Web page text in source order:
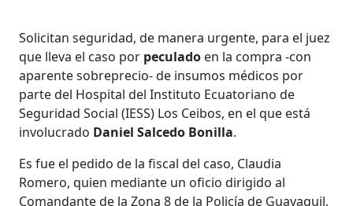
Solicitan seguridad, de manera urgente, para el juez
que lleva el caso por peculado en la compra -con
aparente sobreprecio-​ de insumos médicos por
parte del Hospital del Instituto Ecuatoriano de
Seguridad Social (IESS) Los Ceibos, en el que está
involucrado Daniel Salcedo Bonilla.
Es fue el pedido de la fiscal del caso, Claudia
Romero, quien mediante un oficio dirigido al
Comandante de la Zona 8 de la Policía de Guayaquil,